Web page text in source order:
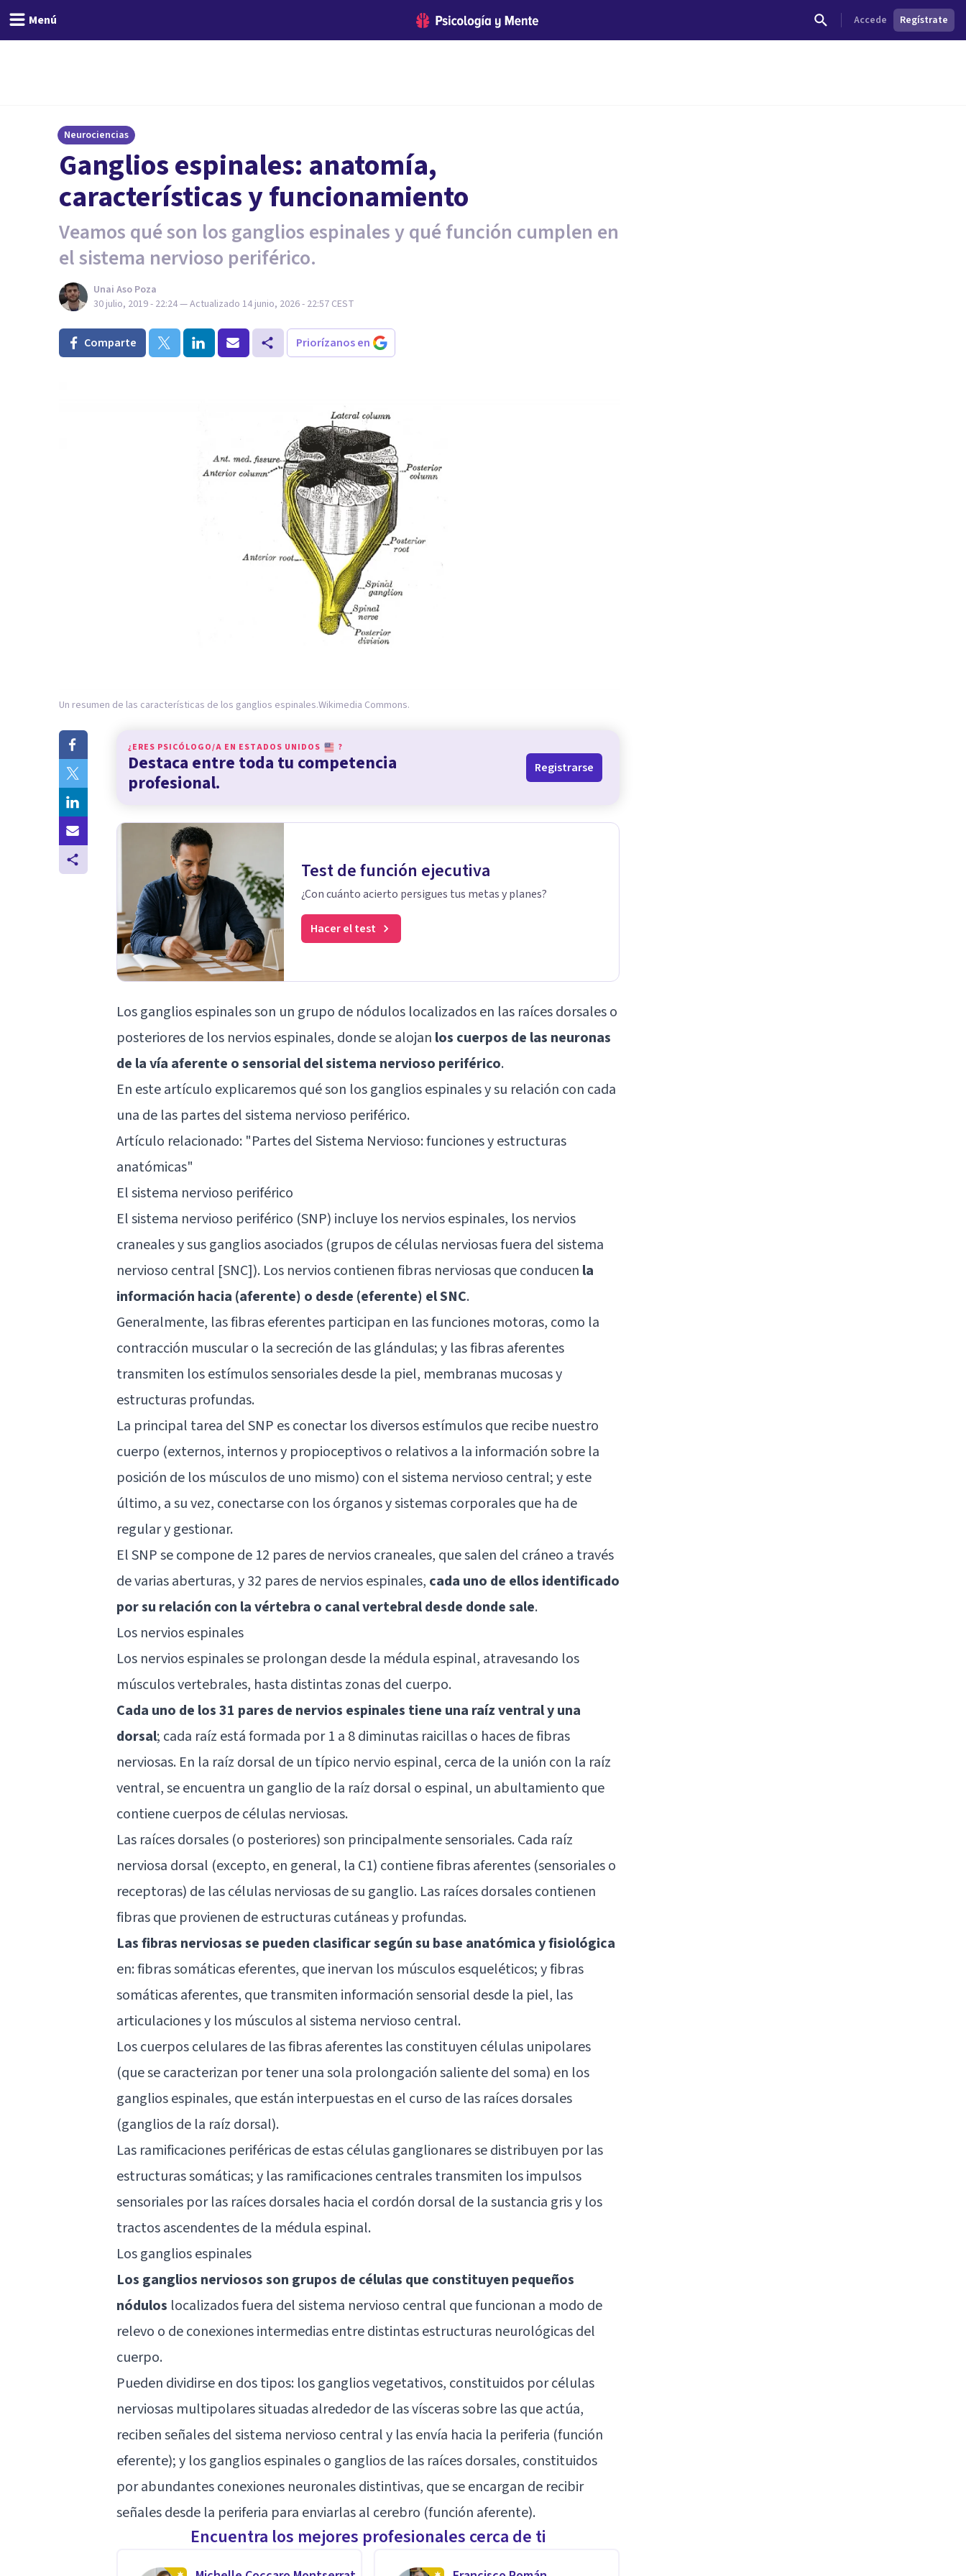
Menú Accede Regístrate
Neurociencias
Ganglios espinales: anatomía,
características y funcionamiento
Veamos qué son los ganglios espinales y qué función cumplen en
el sistema nervioso periférico.
Unai Aso Poza
30 julio, 2019 - 22:24— Actualizado 14 junio, 2026 - 22:57 CEST
Comparte Priorízanos en
Un resumen de las características de los ganglios espinales.Wikimedia Commons.
¿ERES PSICÓLOGO/A EN ESTADOS UNIDOS ?
Destaca entre toda tu competencia
profesional.
Registrarse
Test de función ejecutiva
¿Con cuánto acierto persigues tus metas y planes?
Hacer el test
Los ganglios espinales son un grupo de nódulos localizados en las raíces dorsales o
posteriores de los nervios espinales, donde se alojan los cuerpos de las neuronas
de la vía aferente o sensorial del sistema nervioso periférico.
En este artículo explicaremos qué son los ganglios espinales y su relación con cada
una de las partes del sistema nervioso periférico.
Artículo relacionado: "Partes del Sistema Nervioso: funciones y estructuras
anatómicas"
El sistema nervioso periférico
El sistema nervioso periférico (SNP) incluye los nervios espinales, los nervios
craneales y sus ganglios asociados (grupos de células nerviosas fuera del sistema
nervioso central [SNC]). Los nervios contienen fibras nerviosas que conducen la
información hacia (aferente) o desde (eferente) el SNC.
Generalmente, las fibras eferentes participan en las funciones motoras, como la
contracción muscular o la secreción de las glándulas; y las fibras aferentes
transmiten los estímulos sensoriales desde la piel, membranas mucosas y
estructuras profundas.
La principal tarea del SNP es conectar los diversos estímulos que recibe nuestro
cuerpo (externos, internos y propioceptivos o relativos a la información sobre la
posición de los músculos de uno mismo) con el sistema nervioso central; y este
último, a su vez, conectarse con los órganos y sistemas corporales que ha de
regular y gestionar.
El SNP se compone de 12 pares de nervios craneales, que salen del cráneo a través
de varias aberturas, y 32 pares de nervios espinales, cada uno de ellos identificado
por su relación con la vértebra o canal vertebral desde donde sale.
Los nervios espinales
Los nervios espinales se prolongan desde la médula espinal, atravesando los
músculos vertebrales, hasta distintas zonas del cuerpo.
Cada uno de los 31 pares de nervios espinales tiene una raíz ventral y una
dorsal; cada raíz está formada por 1 a 8 diminutas raicillas o haces de fibras
nerviosas. En la raíz dorsal de un típico nervio espinal, cerca de la unión con la raíz
ventral, se encuentra un ganglio de la raíz dorsal o espinal, un abultamiento que
contiene cuerpos de células nerviosas.
Las raíces dorsales (o posteriores) son principalmente sensoriales. Cada raíz
nerviosa dorsal (excepto, en general, la C1) contiene fibras aferentes (sensoriales o
receptoras) de las células nerviosas de su ganglio. Las raíces dorsales contienen
fibras que provienen de estructuras cutáneas y profundas.
Las fibras nerviosas se pueden clasificar según su base anatómica y fisiológica
en: fibras somáticas eferentes, que inervan los músculos esqueléticos; y fibras
somáticas aferentes, que transmiten información sensorial desde la piel, las
articulaciones y los músculos al sistema nervioso central.
Los cuerpos celulares de las fibras aferentes las constituyen células unipolares
(que se caracterizan por tener una sola prolongación saliente del soma) en los
ganglios espinales, que están interpuestas en el curso de las raíces dorsales
(ganglios de la raíz dorsal).
Las ramificaciones periféricas de estas células ganglionares se distribuyen por las
estructuras somáticas; y las ramificaciones centrales transmiten los impulsos
sensoriales por las raíces dorsales hacia el cordón dorsal de la sustancia gris y los
tractos ascendentes de la médula espinal.
Los ganglios espinales
Los ganglios nerviosos son grupos de células que constituyen pequeños
nódulos localizados fuera del sistema nervioso central que funcionan a modo de
relevo o de conexiones intermedias entre distintas estructuras neurológicas del
cuerpo.
Pueden dividirse en dos tipos: los ganglios vegetativos, constituidos por células
nerviosas multipolares situadas alrededor de las vísceras sobre las que actúa,
reciben señales del sistema nervioso central y las envía hacia la periferia (función
eferente); y los ganglios espinales o ganglios de las raíces dorsales, constituidos
por abundantes conexiones neuronales distintivas, que se encargan de recibir
señales desde la periferia para enviarlas al cerebro (función aferente).
Encuentra los mejores profesionales cerca de ti